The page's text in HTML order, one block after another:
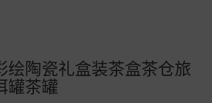
绘陶瓷礼盒装茶盒茶仓旅
罐茶罐